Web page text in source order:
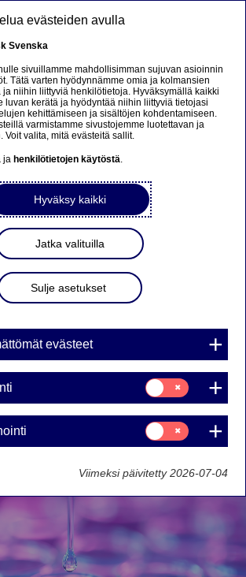
kemikaalit -
liiketoimintaa
parantavat ruuan säilyvyyttä ja estävät
syttymästä, ajan myötä ne myös
ja jopa vaarantavat terveytemme.
on olemassa vaihtoehtoja ja Nordean
sijoituskohteena olevia yhtiöitä
Näin yritys hallitsee riskejään paremmin
myös houkuttelevampi sijoituskohde.
ELOKUU 2024 3MINUUTTIA
omistajuus Skandinavia
Osakkeet
evästeiden avulla
Svenska
sivuillamme mahdollisimman sujuvan asioinnin
Tätä varten hyödynnämme omia ja kolmansien
niihin liittyviä henkilötietoja. Hyväksymällä kaikki
luvan kerätä ja hyödyntää niihin liittyviä tietojasi
kehittämiseen ja sisältöjen kohdentamiseen.
varmistamme sivustojemme luotettavan ja
Voit valita, mitä evästeitä sallit.
ja henkilötietojen käytöstä.
Hyväksy kaikki
Jatka valituilla
Sulje asetukset
evästeet
Suostumusvalinta:
Tilastointi
Suostumusvalinta:
Markkinointi
Viimeksi päivitetty 2026-07-04